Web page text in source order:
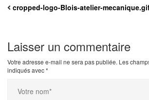
cropped-logo-Blois-atelier-
Laisser un commentaire
Votre adresse e-mail ne sera pas publiée. Les
indiqués avec*